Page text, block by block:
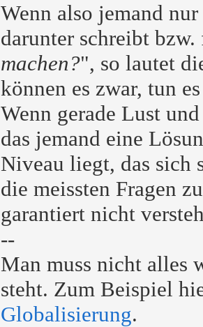
Wenn also jemand
darunter schreibt
machen?", so lautet
können es zwar, tun
Wenn gerade Lust
das jemand eine
Niveau liegt, das sich
die meissten Fragen
garantiert nicht
--
Man muss nicht alles
steht. Zum Beispiel
Globalisierung.